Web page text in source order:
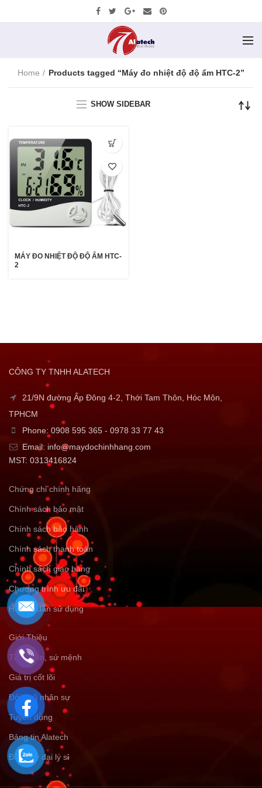
Home Products tagged “Máy đo nhiệt độ độ ẩm HTC-2”
SHOW SIDEBAR
MÁY ĐO NHIỆT ĐỘ ĐỘ ẨM HTC-
2
CÔNG TY TNHH ALATECH
21/9N đường Ấp Đông 4-2, Thới Tam Thôn, Hóc Môn,
TPHCM
Phone: 0908 595 365 - 0978 33 77 43
Email: info@maydochinhhang.com
MST: 0313416824
Chứng chỉ chính hãng
Chính sách bảo mật
Chính sách bảo hành
Chính sách thanh toán
Chính sách giao hàng
Chương trình ưu đãi
Hướng dẫn sử dụng
Giới Thiệu
Tầm nhìn, sứ mệnh
Giá trị cốt lõi
Đội ngũ nhân sự
Tuyển dụng
Bảng tin Alatech
Đăng ký đại lý sỉ